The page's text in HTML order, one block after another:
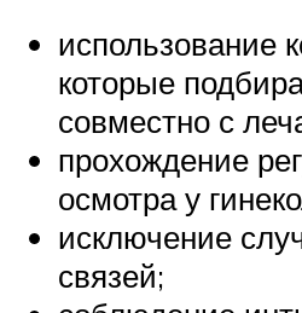
использование
которые
совместно с
прохождение
осмотра у
исключение
связей;